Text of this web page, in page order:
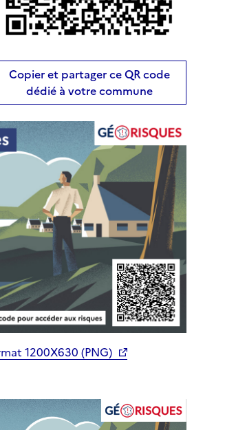
Copier et partager ce QR code
dédié à votre commune
1200X630 (PNG)